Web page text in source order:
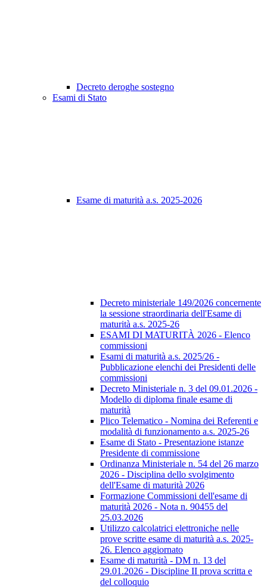
Decreto deroghe sostegno
Esami di Stato
Esame di maturità a.s. 2025-2026
Decreto ministeriale 149/2026 concernente
la sessione straordinaria dell'Esame di
maturità a.s. 2025-26
ESAMI DI MATURITÀ 2026 - Elenco
commissioni
Esami di maturità a.s. 2025/26 -
Pubblicazione elenchi dei Presidenti delle
commissioni
Decreto Ministeriale n. 3 del 09.01.2026 -
Modello di diploma finale esame di
maturità
Plico Telematico - Nomina dei Referenti e
modalità di funzionamento a.s. 2025-26
Esame di Stato - Presentazione istanze
Presidente di commissione
Ordinanza Ministeriale n. 54 del 26 marzo
2026 - Disciplina dello svolgimento
dell'Esame di maturità 2026
Formazione Commissioni dell'esame di
maturità 2026 - Nota n. 90455 del
25.03.2026
Utilizzo calcolatrici elettroniche nelle
prove scritte esame di maturità a.s. 2025-
26. Elenco aggiornato
Esame di maturità - DM n. 13 del
29.01.2026 - Discipline II prova scritta e
del colloquio